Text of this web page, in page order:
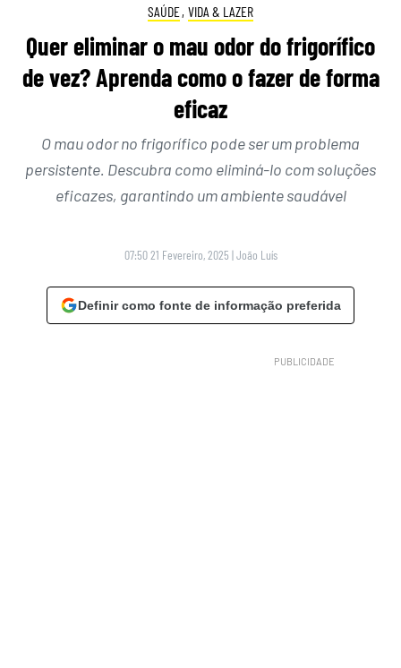
SAÚDE, VIDA & LAZER
Quer eliminar o mau odor do frigorífico
de vez? Aprenda como o fazer de forma
eficaz
O mau odor no frigorífico pode ser um problema
persistente. Descubra como eliminá-lo com soluções
eficazes, garantindo um ambiente saudável
07:50 21 Fevereiro, 2025 |João Luís
Definir como fonte de informação preferida